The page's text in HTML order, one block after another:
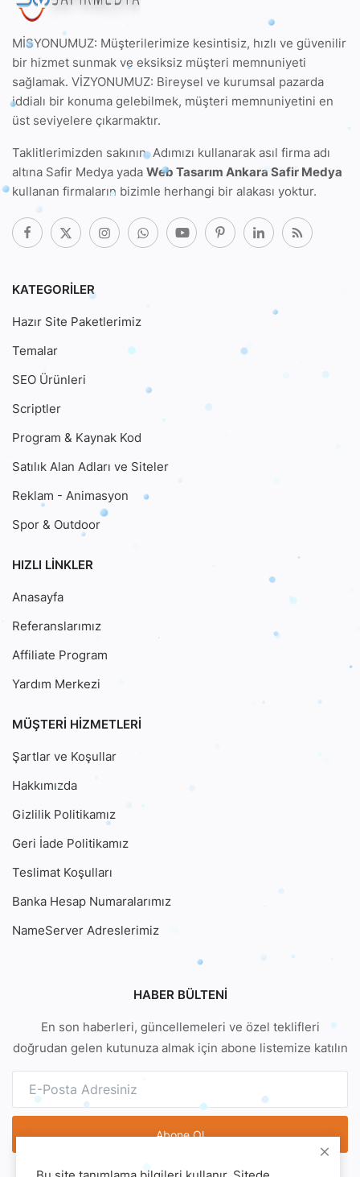
MİSYONUMUZ: Müşterilerimize kesintisiz, hızlı ve güvenilir
bir hizmet sunmak ve eksiksiz müşteri memnuniyeti
sağlamak. VİZYONUMUZ: Bireysel ve kurumsal pazarda
iddialı bir konuma gelebilmek, müşteri memnuniyetini en
üst seviyelere çıkarmaktır.
Taklitlerimizden sakının. Adımızı kullanarak asıl firma adı
altına Safir Medya yada Web Tasarım Ankara Safir Medya
kullanan firmaların bizimle herhangi bir alakası yoktur.
KATEGORILER
Hazır Site Paketlerimiz
Temalar
SEO Ürünleri
Scriptler
Program & Kaynak Kod
Satılık Alan Adları ve Siteler
Reklam - Animasyon
Spor & Outdoor
HIZLI LINKLER
Anasayfa
Referanslarımız
Affiliate Program
Yardım Merkezi
MÜŞTERI HIZMETLERI
Şartlar ve Koşullar
Hakkımızda
Gizlilik Politikamız
Geri İade Politikamız
Teslimat Koşulları
Banka Hesap Numaralarımız
NameServer Adreslerimiz
HABER BÜLTENI
En son haberleri, güncellemeleri ve özel teklifleri
doğrudan gelen kutunuza almak için abone listemize katılın
Abone Ol